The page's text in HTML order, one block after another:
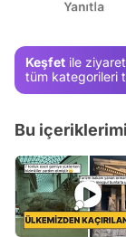
Keşfet ile
tüm kategorileri
Bu